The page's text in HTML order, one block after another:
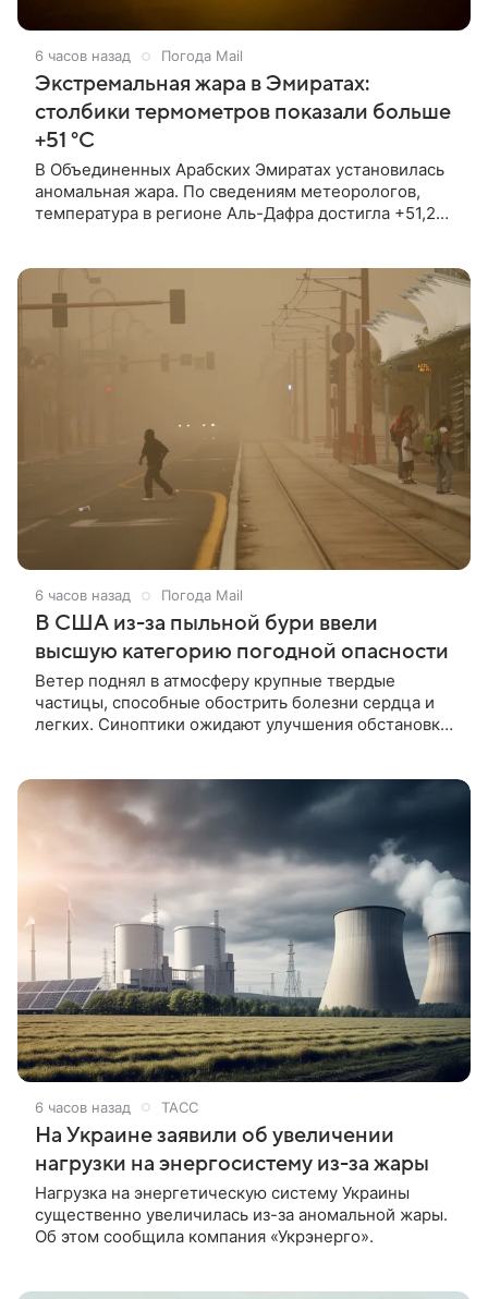
6 часов назад Погода Mail
Экстремальная жара в Эмиратах:
столбики термометров показали больше
+51 °C
В Объединенных Арабских Эмиратах установилась
аномальная жара. По сведениям метеорологов,
температура в регионе Аль-Дафра достигла +51,2
6 часов назад Погода Mail
В США из-за пыльной бури ввели
высшую категорию погодной опасности
Ветер поднял в атмосферу крупные твердые
частицы, способные обострить болезни сердца и
легких. Синоптики ожидают улучшения обстановки,
6 часов назад ТАСС
На Украине заявили об увеличении
нагрузки на энергосистему из-за жары
Нагрузка на энергетическую систему Украины
существенно увеличилась из-за аномальной жары.
Об этом сообщила компания «Укрэнерго».